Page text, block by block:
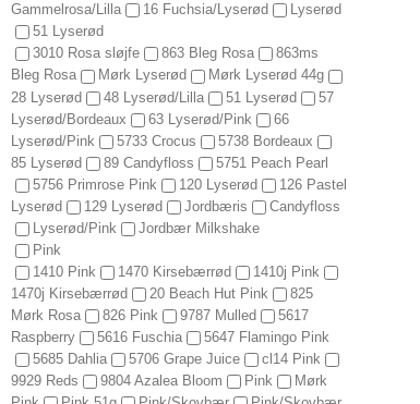
Gammelrosa/Lilla
16 Fuchsia/Lyserød
Lyserød
51 Lyserød
3010 Rosa sløjfe
863 Bleg Rosa
863ms
Bleg Rosa
Mørk Lyserød
Mørk Lyserød 44g
28 Lyserød
48 Lyserød/Lilla 51 Lyserød
57
Lyserød/Bordeaux
63 Lyserød/Pink
66
Lyserød/Pink
5733 Crocus
5738 Bordeaux
85 Lyserød
89 Candyfloss
5751 Peach Pearl
5756 Primrose Pink
120 Lyserød
126 Pastel
Lyserød
129 Lyserød Jordbæris
Candyfloss
Lyserød/Pink
Jordbær Milkshake
Pink
1410 Pink
1470 Kirsebærrød
1410j Pink
1470j Kirsebærrød
20 Beach Hut Pink
825
Mørk Rosa
826 Pink 9787 Mulled
5617
Raspberry
5616 Fuschia
5647 Flamingo Pink
5685 Dahlia
5706 Grape Juice
cl14 Pink
9929 Reds
9804 Azalea Bloom Pink
Mørk